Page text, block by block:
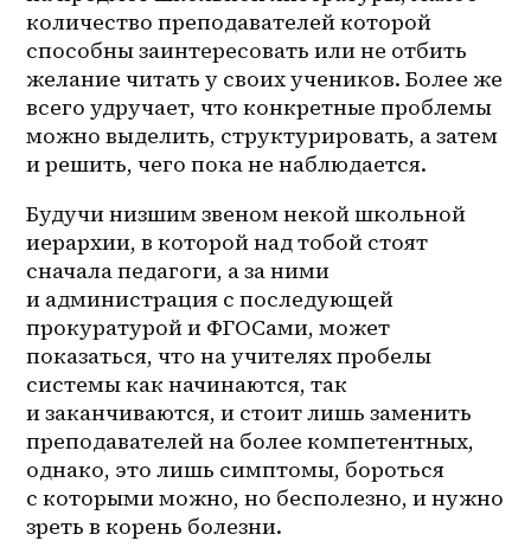
количество преподавателей которой
способны заинтересовать или не отбить
желание читать у своих учеников. Более же
всего удручает, что конкретные проблемы
можно выделить, структурировать, а затем
и решить, чего пока не наблюдается.
Будучи низшим звеном некой школьной
иерархии, в которой над тобой стоят
сначала педагоги, а за ними
и администрация с последующей
прокуратурой и ФГОСами, может
показаться, что на учителях пробелы
системы как начинаются, так
и заканчиваются, и стоит лишь заменить
преподавателей на более компетентных,
однако, это лишь симптомы, бороться
с которыми можно, но бесполезно, и нужно
зреть в корень болезни.